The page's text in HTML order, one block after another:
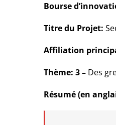
Bourse
Titre du Projet:
Affiliation
Thème: 3 – Des
Résumé (en